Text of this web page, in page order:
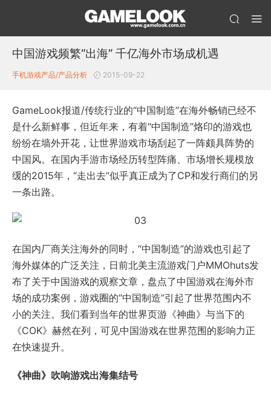
中国游戏频繁“出海” 千亿海外市场成机遇
手机游戏产品/产品分析 2015-09-22
GameLook报道/传统行业的“中国制造”在海外畅销已经不
是什么新鲜事，但近年来，有着“中国制造”烙印的游戏也
纷纷在墙外开花，让世界游戏市场刮起了一阵颇具阵势的
中国风。在国内手游市场经历转型阵痛、市场增长规模放
缓的2015年，“走出去”似乎真正成为了CP和发行商们的另
一条出路。
在国内厂商关注海外的同时，“中国制造”的游戏也引起了
海外媒体的广泛关注，日前北美主流游戏门户MMOhuts发
布了关于中国游戏的观察文章，盘点了中国游戏在海外市
场的成功案例，游戏圈的“中国制造”引起了世界范围内不
小的关注。我们看到当年的世界页游《神曲》与当下的
《COK》赫然在列，可见中国游戏在世界范围的影响力正
在快速提升。
《神曲》吹响游戏出海集结号